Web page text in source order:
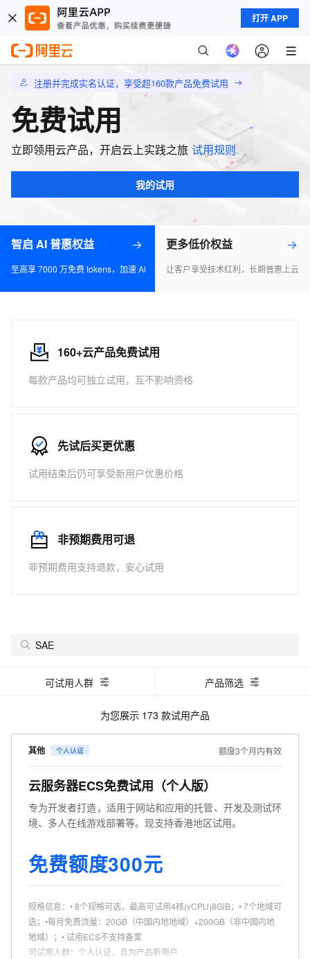
打开 APP
注册并完成实名认证，享受超160款产品免费试用
免费试用
立即领用云产品，开启云上实践之旅 试用规则
我的试用
智启 AI 普惠权益
至高享 7000 万免费 tokens，加速 Al 应用落地
更多低价权益
让客户享受技术红利，长期普惠上云
160+云产品免费试用
每款产品均可独立试用，互不影响资格
先试后买更优惠
试用结束后仍可享受新用户优惠价格
非预期费用可退
非预期费用支持退款，安心试用
可试用人群 产品筛选
为您展示 173 款试用产品
其他 额度3个月内有效
云服务器ECS免费试用（个人版）
专为开发者打造，适用于网站和应用的托管、开发及测试环
境、多人在线游戏部署等。现支持香港地区试用。
免费额度300元
规格信息： • 8个规格可选，最高可试用4核(vCPU)8GiB；• 7个地域可
选；•每月免费流量：20GB（中国内地地域）+200GB（非中国内地
地域）；• 试用ECS不支持备案
可试用人群： 个人认证，且为产品新用户